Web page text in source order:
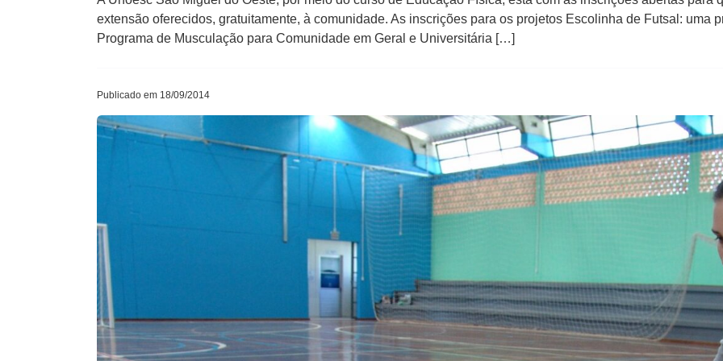
extensão oferecidos, gratuitamente, à comunidade. As inscrições para os projetos Escolinha de Futsal: uma
Programa de Musculação para Comunidade em Geral e Universitária […]
Publicado em 18/09/2014